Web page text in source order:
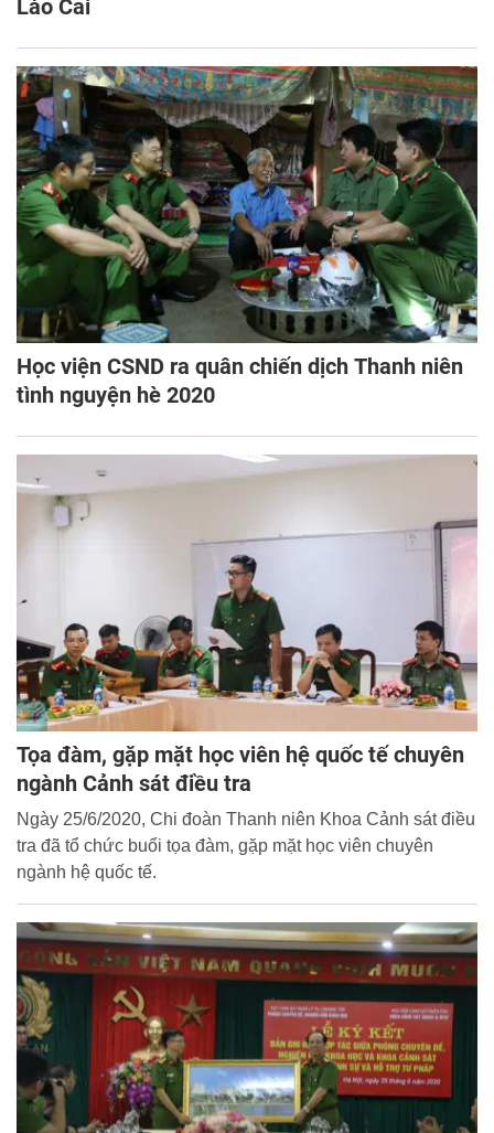
Lào Cai
Học viện CSND ra quân chiến dịch Thanh niên
tình nguyện hè 2020
Tọa đàm, gặp mặt học viên hệ quốc tế chuyên
ngành Cảnh sát điều tra
Ngày 25/6/2020, Chi đoàn Thanh niên Khoa Cảnh sát điều
tra đã tổ chức buổi tọa đàm, gặp mặt học viên chuyên
ngành hệ quốc tế.